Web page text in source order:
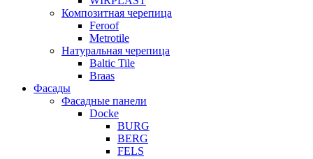
Композитная черепица
Feroof
Metrotile
Натуральная черепица
Baltic Tile
Braas
Фасады
Фасадные панели
Docke
BURG
BERG
FELS